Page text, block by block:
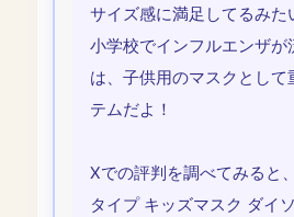
サイズ感に満足してるみた
小学校でインフルエンザが
は、子供用のマスクとして
テムだよ！
Xでの評判を調べてみると
タイプ キッズマスク ダイ